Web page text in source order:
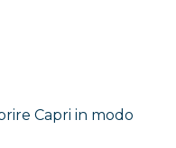
Capri in modo